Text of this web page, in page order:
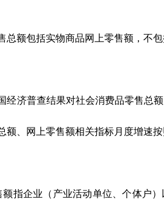
额包括实物商品网上零售额，不包
济普查结果对社会消费品零售总额
额、网上零售额相关指标月度增速
企业（产业活动单位、个体户）